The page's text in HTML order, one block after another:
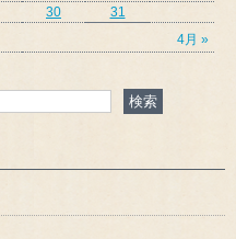
4月 »
30 31